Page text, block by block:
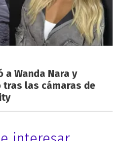
a Wanda Nara y
las cámaras de